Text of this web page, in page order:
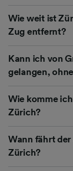
Wie weit ist
Zug entfernt?
Kann ich von
gelangen,
Wie komme
Zürich?
Wann fährt der
Zürich?